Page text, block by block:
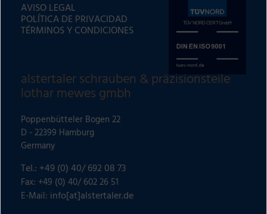
AVISO LEGAL
POLÍTICA DE PRIVACIDAD
TÉRMINOS Y CONDICIONES
alstertaler schrauben & präzisionsteile
lothar mewes gmbh
Poppenbütteler Bogen 22
D - 22399 Hamburg
Germany
Tel.: +49 (0) 40/ 692 08 73
Fax: +49 (0) 40/ 602 26 51
E-Mail: info[at]alstertaler.de